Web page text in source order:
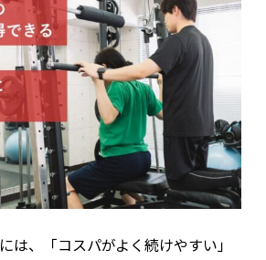
は、「コスパがよく続けやすい」